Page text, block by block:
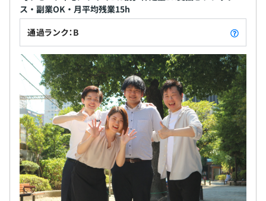
社会保険完備（健康保険・厚生年金加入・雇用保険・労災
保険）
無期雇用
6カ月（待遇の変更はありません）
ス・副業OK・月平均残業15h
通過ランク：B